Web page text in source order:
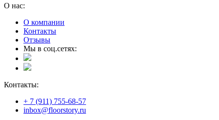
О нас:
О компании
Контакты
Отзывы
Мы в соц.сетях:
Контакты:
+ 7 (911) 755-68-57
inbox@floorstory.ru